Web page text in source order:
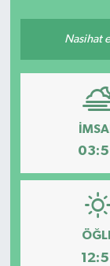
Nasihat
Tebrik
Türkiye